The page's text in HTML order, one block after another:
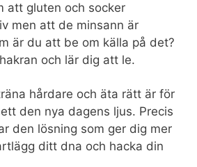
att gluten och socker
men att de minsann är
är du att be om källa på det?
och lär dig att le.
hårdare och äta rätt är för
den nya dagens ljus. Precis
den lösning som ger dig mer
ditt dna och hacka din